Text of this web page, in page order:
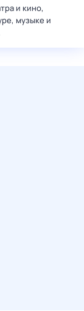
и кино,
музыке и